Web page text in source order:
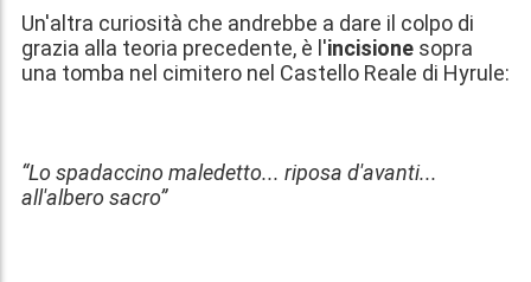
Un'altra curiosità che andrebbe a dare il colpo di
grazia alla teoria precedente, è l'incisione sopra
una tomba nel cimitero nel Castello Reale di Hyrule:
“Lo spadaccino maledetto... riposa d'avanti...
all'albero sacro”